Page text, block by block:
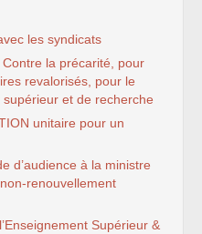
les syndicats
la précarité, pour
revalorisés, pour le
supérieur et de recherche
unitaire pour un
d’audience à la ministre
renouvellement
Supérieur &